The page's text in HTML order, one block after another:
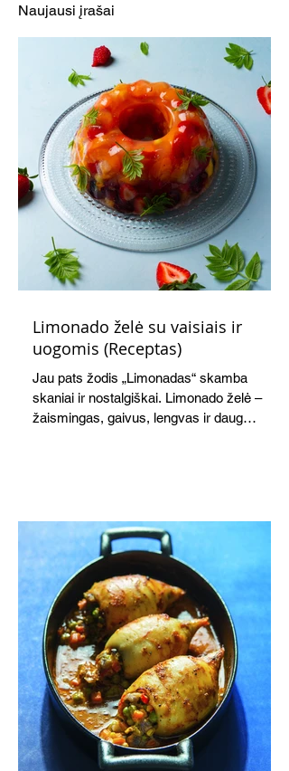
Naujausi įrašai
Limonado želė su vaisiais ir
uogomis (Receptas)
Jau pats žodis „Limonadas“ skamba
skaniai ir nostalgiškai. Limonado želė –
žaismingas, gaivus, lengvas ir daug